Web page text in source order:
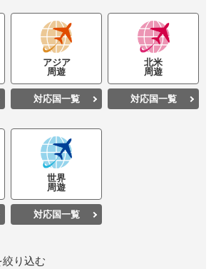
アジア
周遊
対応国一覧
北米
周遊
対応国一覧
世界
周遊
対応国一覧
絞り込む